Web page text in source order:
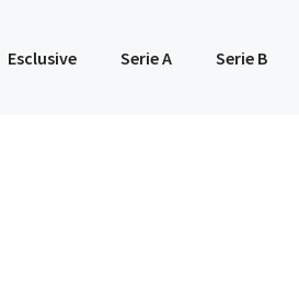
Esclusive Serie A Serie B